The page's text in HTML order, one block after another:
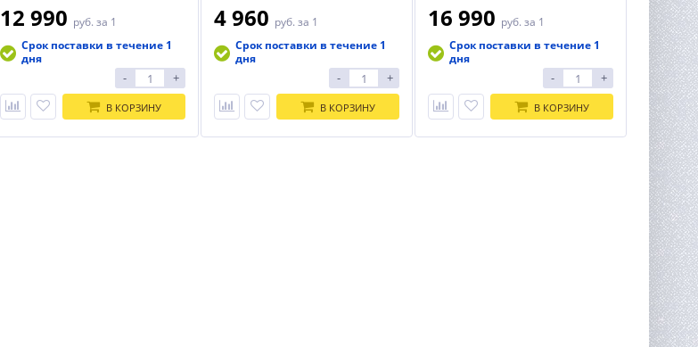
12 990 руб. за 1
Срок поставки в течение 1
дня
- +
В КОРЗИНУ
4 960 руб. за 1
Срок поставки в течение 1
дня
- +
В КОРЗИНУ
16 990 руб. за 1
Срок поставки в течение 1
дня
- +
В КОРЗИНУ